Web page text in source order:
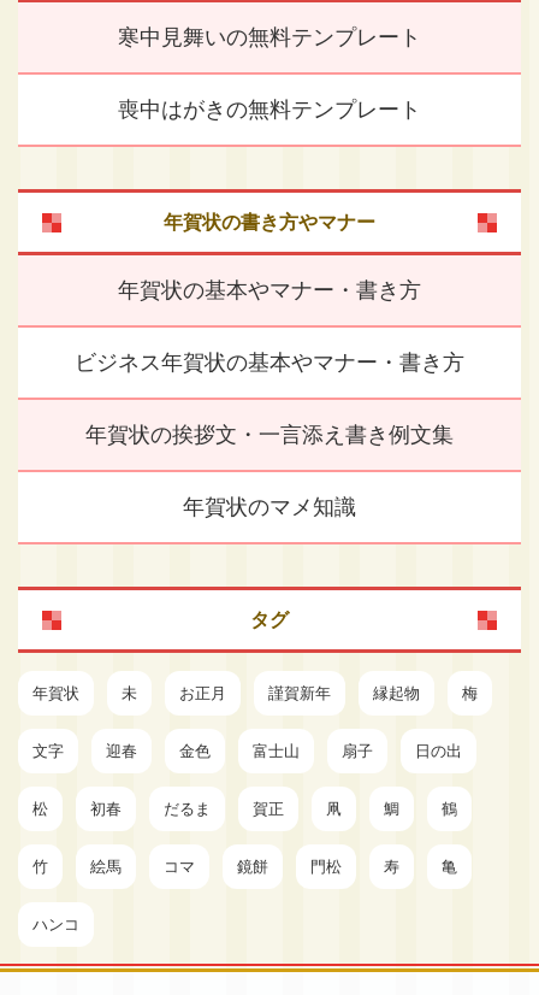
寒中見舞いの無料テンプレート
喪中はがきの無料テンプレート
年賀状の書き方やマナー
年賀状の基本やマナー・書き方
ビジネス年賀状の基本やマナー・書き方
年賀状の挨拶文・一言添え書き例文集
年賀状のマメ知識
タグ
年賀状 未 お正月 謹賀新年 縁起物 梅
文字 迎春 金色 富士山 扇子 日の出
松 初春 だるま 賀正 凧 鯛 鶴
竹 絵馬 コマ 鏡餅 門松 寿 亀
ハンコ